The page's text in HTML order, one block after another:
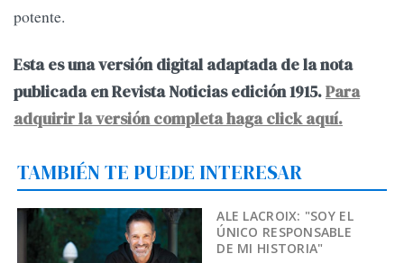
potente.
Esta es una versión digital adaptada de la nota
publicada en Revista Noticias edición 1915.Para
adquirir la versión completa haga click aquí.
TAMBIÉN TE PUEDE INTERESAR
ALE LACROIX: "SOY EL
ÚNICO RESPONSABLE
DE MI HISTORIA"